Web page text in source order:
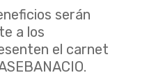
serán
a los
el carnet